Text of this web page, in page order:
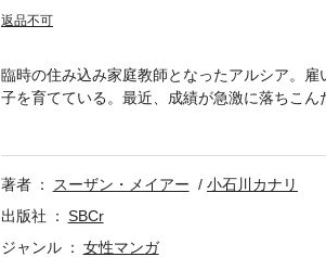
返品不可
臨時の住み込み家庭教師となったアルシア。
子を育てている。最近、成績が急激に落ちこ
過保護なまでに束縛するクラークの姿に、ア
著者
スーザン・メイアー
小石川カナリ
出版社
SBCr
ジャンル
女性マンガ